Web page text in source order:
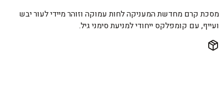
מסכת קרם מחדשת המעניקה לחות עמוקה וזוהר מיידי לעור יבש
ועייף, עם קומפלקס ייחודי למניעת סימני גיל.